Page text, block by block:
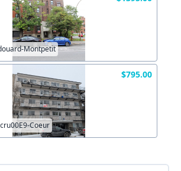
Montpetit
$795.00
Coeur
X Fermer
(sera inclus dans courriel)
X Fermer Envoyez